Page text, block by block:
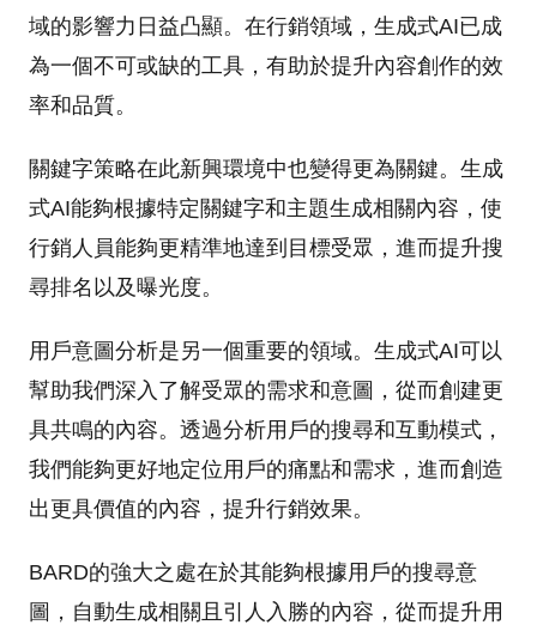
域的影響力日益凸顯。在行銷領域，生成式AI已成
為一個不可或缺的工具，有助於提升內容創作的效
率和品質。
關鍵字策略在此新興環境中也變得更為關鍵。生成
式AI能夠根據特定關鍵字和主題生成相關內容，使
行銷人員能夠更精準地達到目標受眾，進而提升搜
尋排名以及曝光度。
用戶意圖分析是另一個重要的領域。生成式AI可以
幫助我們深入了解受眾的需求和意圖，從而創建更
具共鳴的內容。透過分析用戶的搜尋和互動模式，
我們能夠更好地定位用戶的痛點和需求，進而創造
出更具價值的內容，提升行銷效果。
BARD的強大之處在於其能夠根據用戶的搜尋意
圖，自動生成相關且引人入勝的內容，從而提升用